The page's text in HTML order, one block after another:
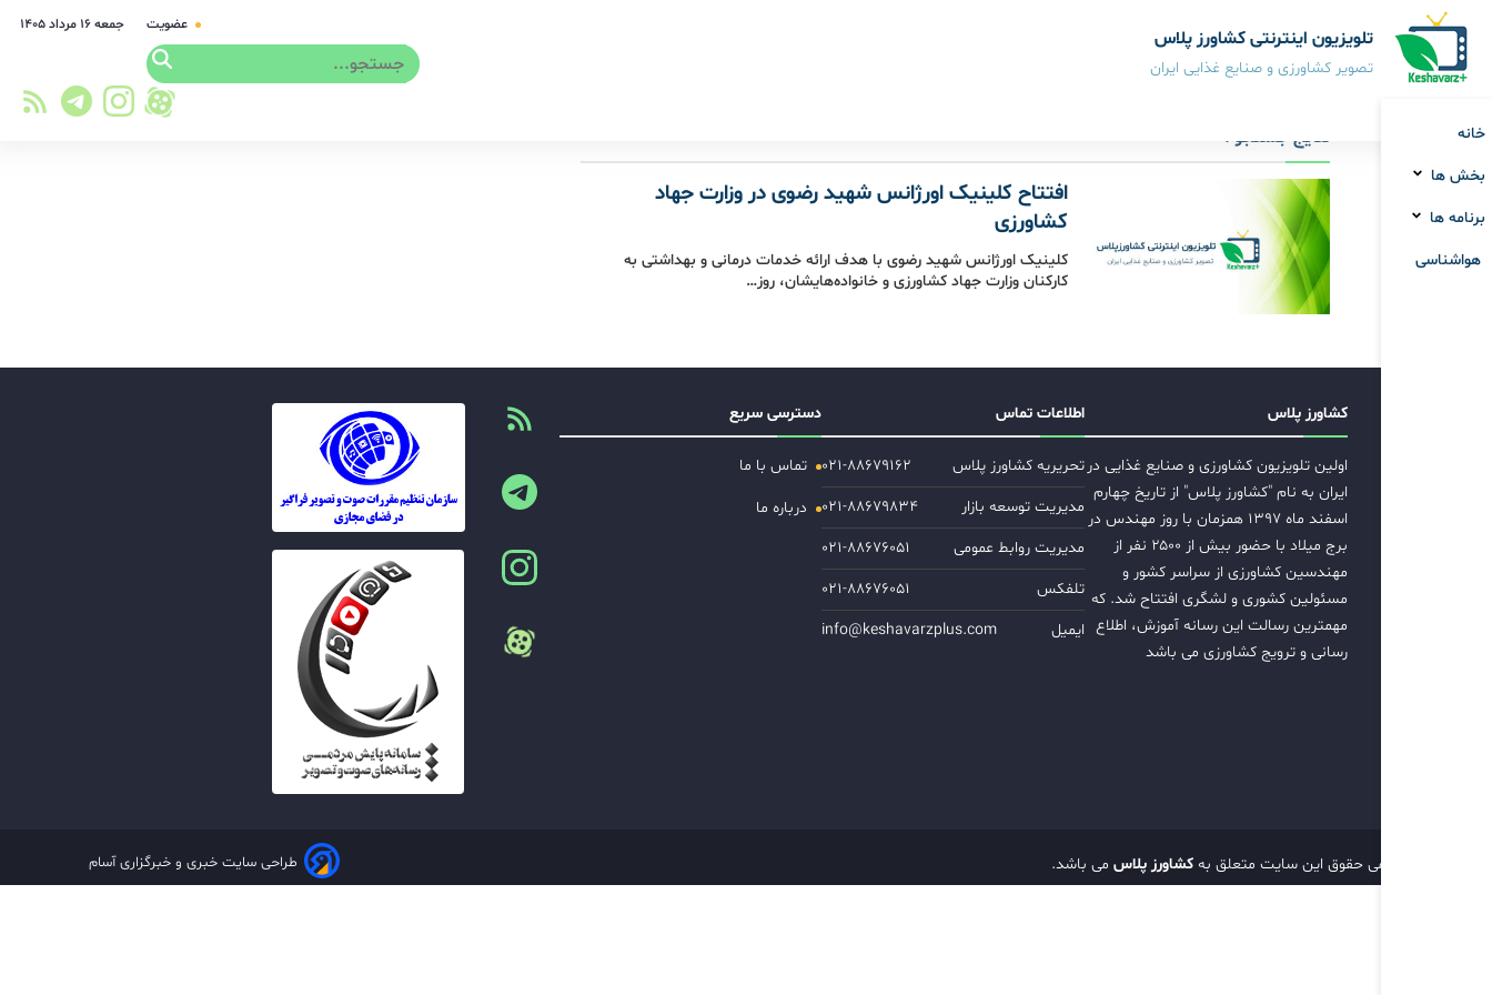
تلویزیون اینترنتی کشاورز پلاس
تصویر کشاورزی و صنایع غذایی ایران
عضویت جمعه ۱۶ مرداد ۱۴۰۵
خانه
بخش ها
برنامه ها
هواشناسی
نتایج جستجو :
افتتاح کلینیک اورژانس شهید رضوی در وزارت جهاد
کشاورزی
کلینیک اورژانس شهید رضوی با هدف ارائه خدمات درمانی و بهداشتی به
کارکنان وزارت جهاد کشاورزی و خانواده‌هایشان، روز…
کشاورز پلاس
اولین تلویزیون کشاورزی و صنایع غذایی در
ایران به نام "کشاورز پلاس" از تاریخ چهارم
اسفند ماه ۱۳۹۷ همزمان با روز مهندس در
برج میلاد با حضور بیش از ۲۵۰۰ نفر از
مهندسین کشاورزی از سراسر کشور و
مسئولین کشوری و لشگری افتتاح شد. که
مهمترین رسالت این رسانه آموزش، اطلاع
رسانی و ترویج کشاورزی می باشد
اطلاعات تماس
تحریریه کشاورز پلاس
۰۲۱-۸۸۶۷۹۱۶۲
مدیریت توسعه بازار
۰۲۱-۸۸۶۷۹۸۳۴
مدیریت روابط عمومی
۰۲۱-۸۸۶۷۶۰۵۱
تلفکس
۰۲۱-۸۸۶۷۶۰۵۱
ایمیل
info@keshavarzplus.com
دسترسی سریع
تماس با ما
درباره ما
تمامی حقوق این سایت متعلق به کشاورز پلاس می باشد. طراحی سایت خبری و خبرگزاری آسام